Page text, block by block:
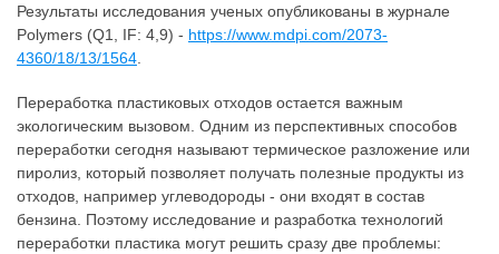
Результаты исследования ученых опубликованы в журнале
Polymers (Q1, IF: 4,9) - https://www.mdpi.com/2073-
4360/18/13/1564
Переработка пластиковых отходов остается важным
экологическим вызовом. Одним из перспективных способов
переработки сегодня называют термическое разложение или
пиролиз, который позволяет получать полезные продукты из
отходов, например углеводороды - они входят в состав
бензина. Поэтому исследование и разработка технологий
переработки пластика могут решить сразу две проблемы: